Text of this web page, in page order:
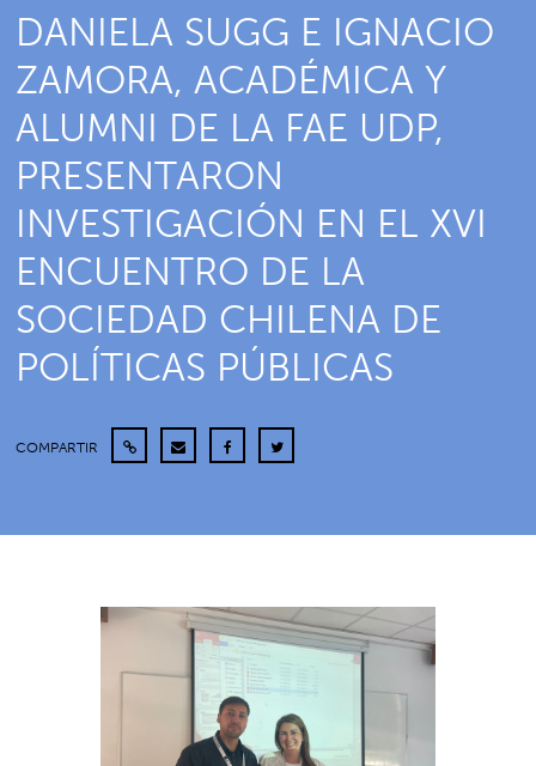
DANIELA SUGG E IGNACIO
ZAMORA, ACADÉMICA Y
ALUMNI DE LA FAE UDP,
PRESENTARON
INVESTIGACIÓN EN EL XVI
ENCUENTRO DE LA
SOCIEDAD CHILENA DE
POLÍTICAS PÚBLICAS
COMPARTIR